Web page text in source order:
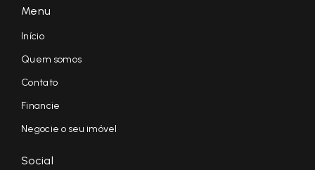
Menu
Início
Quem somos
Contato
Financie
Negocie o seu imóvel
Social